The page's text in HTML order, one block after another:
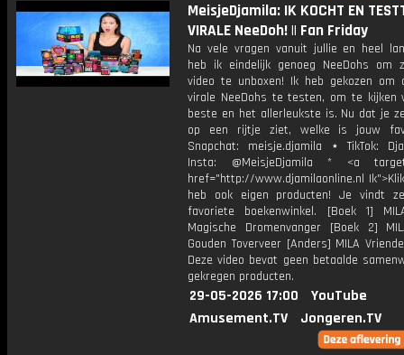
MeisjeDjamila: IK KOCHT EN
VIRALE NeeDoh! || Fan Friday
Na vele vragen vanuit jullie en heel
heb ik eindelijk genoeg NeeDohs om
video te unboxen! Ik heb gekozen om
virale NeeDohs te testen, om te kijken
beste en het allerleukste is. Nu dat je
op een rijtje ziet, welke is jouw
Snapchat: meisje.djamila ⋆ TikTok:
Insta: @MeisjeDjamila * <a
href="http://www.djamilaonline.nl
heb ook eigen producten! Je vindt
favoriete boekenwinkel. [Boek 1]
Magische Dromenvanger [Boek 2]
Gouden Toverveer [Anders] MILA
Deze video bevat geen betaalde
gekregen producten.
29-05-2026 17:00
YouTube
Amusement.TV
Jongeren.TV